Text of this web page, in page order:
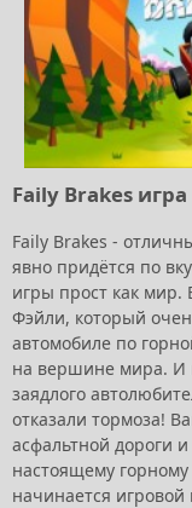
Faily Brakes
Faily Brakes -
явно придётся по
игры прост как
Фэйли, который
автомобиле по
на вершине мира. И
заядлого
отказали тормоза!
асфальтной дороги
настоящему
начинается игровой